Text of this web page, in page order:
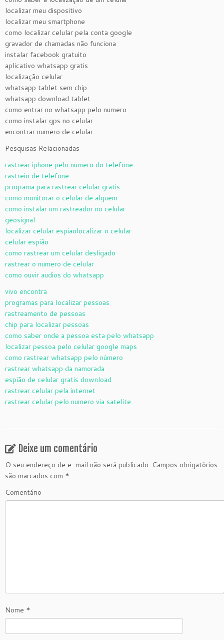
localizar meu dispositivo
localizar meu smartphone
como localizar celular pela conta google
gravador de chamadas não funciona
instalar facebook gratuito
aplicativo whatsapp gratis
localização celular
whatsapp tablet sem chip
whatsapp download tablet
como entrar no whatsapp pelo numero
como instalar gps no celular
encontrar numero de celular
Pesquisas Relacionadas
rastrear iphone pelo numero do telefone
rastreio de telefone
programa para rastrear celular gratis
como monitorar o celular de alguem
como instalar um rastreador no celular
geosignal
localizar celular espiaolocalizar o celular
celular espião
como rastrear um celular desligado
rastrear o numero de celular
como ouvir audios do whatsapp
vivo encontra
programas para localizar pessoas
rastreamento de pessoas
chip para localizar pessoas
como saber onde a pessoa esta pelo whatsapp
localizar pessoa pelo celular google maps
como rastrear whatsapp pelo número
rastrear whatsapp da namorada
espião de celular gratis download
rastrear celular pela internet
rastrear celular pelo numero via satelite
Deixe um comentário
O seu endereço de e-mail não será publicado. Campos obrigatórios
são marcados com *
Comentário
Nome *